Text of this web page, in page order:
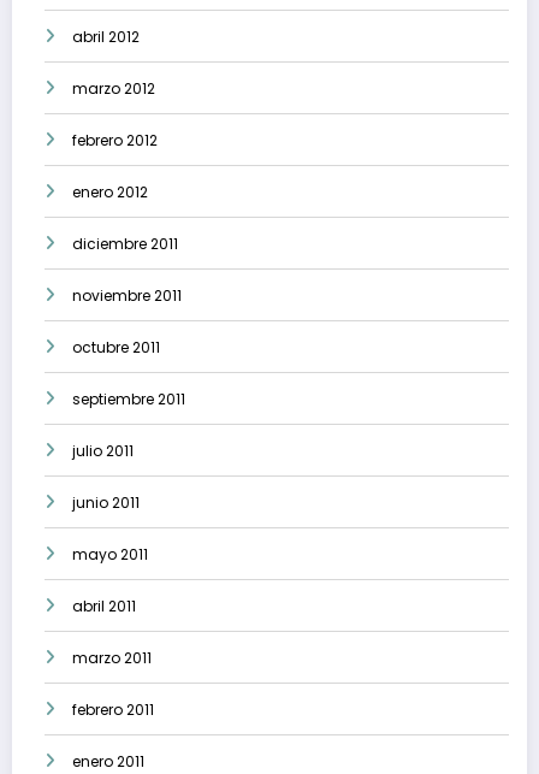
abril 2012
marzo 2012
febrero 2012
enero 2012
diciembre 2011
noviembre 2011
octubre 2011
septiembre 2011
julio 2011
junio 2011
mayo 2011
abril 2011
marzo 2011
febrero 2011
enero 2011